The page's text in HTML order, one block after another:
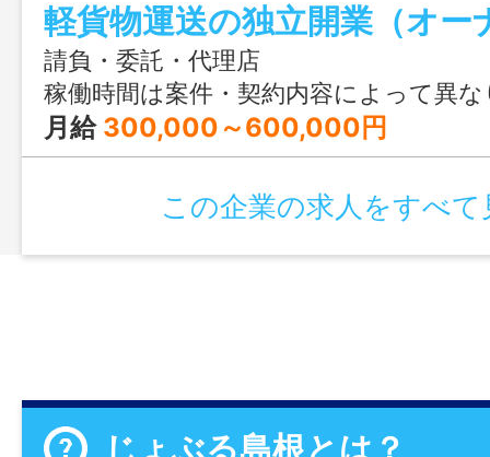
請負・委託・代理店
稼働時間は案件・契約内容によって異
月給 300,000～600,000円
この企業の求人をすべて
じょぶる島根とは？